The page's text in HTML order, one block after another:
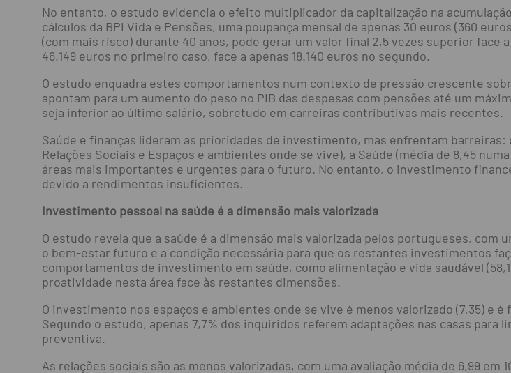
No entanto, o estudo evidencia o efeito multiplicador da capitalização na
cálculos da BPI Vida e Pensões, uma poupança mensal de apenas 30 euros (360
(com mais risco) durante 40 anos, pode gerar um valor final 2,5 vezes superior
46.149 euros no primeiro caso, face a apenas 18.140 euros no segundo.
O estudo enquadra estes comportamentos num contexto de pressão crescente
apontam para um aumento do peso no PIB das despesas com pensões até um
seja inferior ao último salário, sobretudo em carreiras contributivas mais recentes.
Saúde e finanças lideram as prioridades de investimento, mas enfrentam
Relações Sociais e Espaços e ambientes onde se vive), a Saúde (média de 8,45
áreas mais importantes e urgentes para o futuro. No entanto, o investimento
devido a rendimentos insuficientes.
Investimento pessoal na saúde é a dimensão mais valorizada
O estudo revela que a saúde é a dimensão mais valorizada pelos portugueses, com
o bem-estar futuro e a condição necessária para que os restantes investimentos
comportamentos de investimento em saúde, como alimentação e vida saudável
proatividade nesta área face às restantes dimensões.
O investimento nos espaços e ambientes onde se vive é menos valorizado (7,35)
Segundo o estudo, apenas 7,7% dos inquiridos referem adaptações nas casas
preventiva.
As relações sociais são as menos valorizadas, com uma avaliação média de 6,99